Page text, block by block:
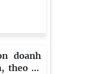
doanh
theo số